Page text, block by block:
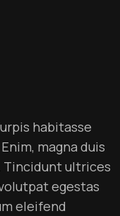
habitasse
magna duis
Tincidunt ultrices
egestas
eleifend